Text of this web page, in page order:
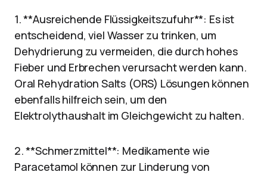
1. **Ausreichende Flüssigkeitszufuhr**: Es ist
entscheidend, viel Wasser zu trinken, um
Dehydrierung zu vermeiden, die durch hohes
Fieber und Erbrechen verursacht werden kann.
Oral Rehydration Salts (ORS) Lösungen können
ebenfalls hilfreich sein, um den
Elektrolythaushalt im Gleichgewicht zu halten.
2. **Schmerzmittel**: Medikamente wie
Paracetamol können zur Linderung von